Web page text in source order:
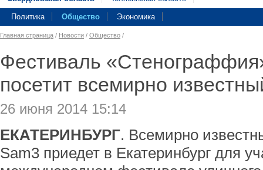
Политика Общество Экономика
Главная страница / Новости / Общество /
Фестиваль
посетит всемирно
26 июня 2014 15:14
ЕКАТЕРИНБУРГ. Всемирно
Sam3 приедет в Екатеринбург для